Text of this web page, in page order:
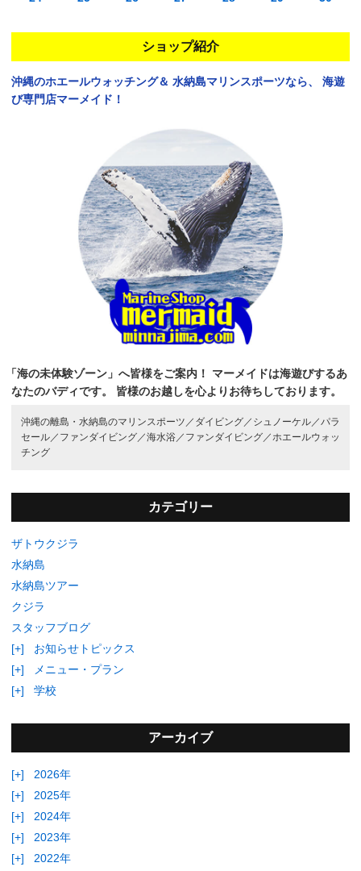
ショップ紹介
沖縄のホエールウォッチング＆ 水納島マリンスポーツなら、
海遊
び専門店マーメイド！
「海の未体験ゾーン」へ皆様をご案内！
マーメイドは海遊びするあ
なたのバディです。
皆様のお越しを心よりお待ちしております。
沖縄の離島・水納島のマリンスポーツ／ ダイビング／ シュノーケル／ パラ
セール／ ファンダイビング／海水浴／ ファンダイビング／ ホエールウォッ
チング
カテゴリー
ザトウクジラ
水納島
水納島ツアー
クジラ
スタッフブログ
[+]
お知らせトピックス
[+]
メニュー・プラン
[+]
学校
アーカイブ
[+]
2026年
[+]
2025年
[+]
2024年
[+]
2023年
[+]
2022年